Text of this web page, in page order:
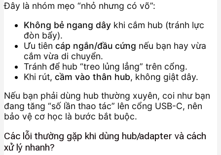
Đây là nhóm mẹo “nhỏ nhưng có võ”:
Không bẻ ngang dây khi cắm hub (tránh lực
đòn bẩy).
Ưu tiên cáp ngắn/đầu cứng nếu bạn hay vừa
cắm vừa di chuyển.
Tránh để hub “treo lủng lẳng” trên cổng.
Khi rút, cầm vào thân hub, không giật dây.
Nếu bạn phải dùng hub thường xuyên, coi như bạn
đang tăng “số lần thao tác” lên cổng USB-C, nên
bảo vệ cơ học là bước bắt buộc.
Các lỗi thường gặp khi dùng hub/adapter và cách
xử lý nhanh?